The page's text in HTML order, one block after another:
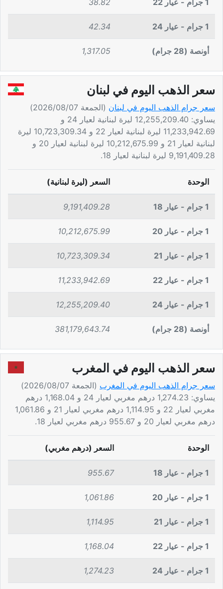
1 جرام - عيار 24 42.34
أونصة (28 جرام) 1,317.05
سعر الذهب اليوم في لبنان
سعر جرام الذهب اليوم في لبنان
(الجمعة 2026/08/07)
يساوي: 12,255,209.40 ليرة لبنانية لعيار 24 و
11,233,942.69 ليرة لبنانية لعيار 22 و 10,723,309.34 ليرة
لبنانية لعيار 21 و 10,212,675.99 ليرة لبنانية لعيار 20 و
9,191,409.28 ليرة لبنانية لعيار 18.
الوحدة السعر (ليرة لبنانية)
1 جرام - عيار 18 9,191,409.28
1 جرام - عيار 20 10,212,675.99
1 جرام - عيار 21 10,723,309.34
1 جرام - عيار 22 11,233,942.69
1 جرام - عيار 24 12,255,209.40
أونصة (28 جرام) 381,179,643.74
سعر الذهب اليوم في المغرب
سعر جرام الذهب اليوم في المغرب
(الجمعة 2026/08/07)
يساوي: 1,274.23 درهم مغربي لعيار 24 و 1,168.04 درهم
مغربي لعيار 22 و 1,114.95 درهم مغربي لعيار 21 و 1,061.86
درهم مغربي لعيار 20 و 955.67 درهم مغربي لعيار 18.
الوحدة السعر (درهم مغربي)
1 جرام - عيار 18 955.67
1 جرام - عيار 20 1,061.86
1 جرام - عيار 21 1,114.95
1 جرام - عيار 22 1,168.04
1 جرام - عيار 24 1,274.23